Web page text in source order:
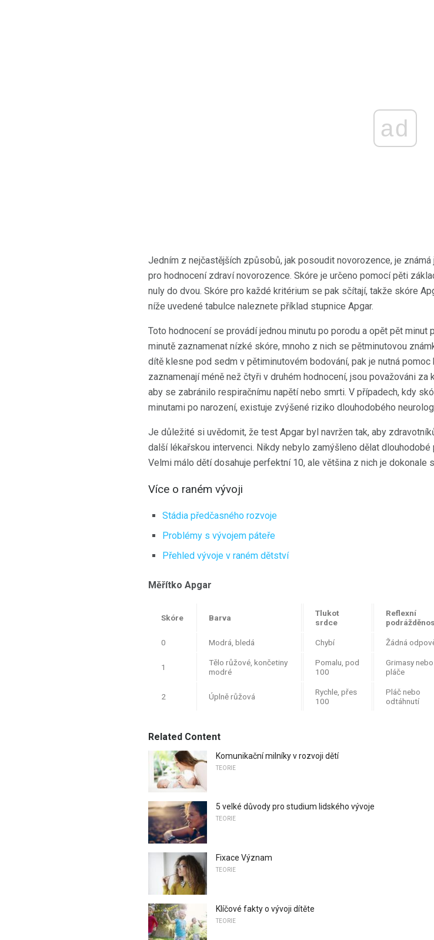
ad
Jedním z nejčastějších způsobů, jak posoudit novorozence, je
pro hodnocení zdraví novorozence. Skóre je určeno pomocí pěti
nuly do dvou. Skóre pro každé kritérium se pak sčítají, takže skóre
níže uvedené tabulce naleznete příklad stupnice Apgar.
Toto hodnocení se provádí jednou minutu po porodu a opět pět minut
minutě zaznamenat nízké skóre, mnoho z nich se pětminutovou
dítě klesne pod sedm v pětiminutovém bodování, pak je nutná
zaznamenají méně než čtyři v druhém hodnocení, jsou považováni
aby se zabránilo respiračnímu napětí nebo smrti. V případech, kdy
minutami po narození, existuje zvýšené riziko dlouhodobého
Je důležité si uvědomit, že test Apgar byl navržen tak, aby
další lékařskou intervenci. Nikdy nebylo zamýšleno dělat
Velmi málo dětí dosahuje perfektní 10, ale většina z nich je dokonale
Více o raném vývoji
Stádia předčasného rozvoje
Problémy s vývojem páteře
Přehled vývoje v raném dětství
Měřítko Apgar
Skóre Barva
Tlukot
srdce
Reflexní
0 Modrá, bledá Chybí Žádná
1
Tělo růžové, končetiny
modré
Pomalu, pod
100
Grimasy
pláče
2 Úplně růžová
Rychle, přes
100
Pláč nebo
odtáhnutí
Related Content
Komunikační milníky v rozvoji dětí
TEORIE
5 velké důvody pro studium lidského vývoje
TEORIE
Fixace Význam
TEORIE
Klíčové fakty o vývoji dítěte
TEORIE